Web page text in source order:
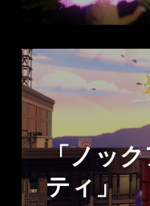
「ノッ
ティ」